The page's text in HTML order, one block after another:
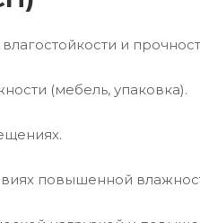
и
(мебель, упаковка).
повышенной